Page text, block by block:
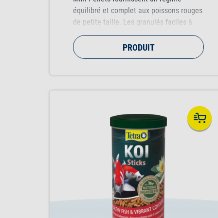
équilibré et complet aux poissons rouges
de petite taille. Les granulés faciles à
ingérer sont spécialement conçus pour
les petits et jeunes poissons rouges, leur
offrant des nutriments essentiels pour
PRODUIT